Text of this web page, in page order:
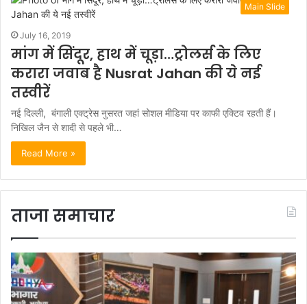
Main Slide
July 16, 2019
मांग में सिंदूर, हाथ में चूड़ा…ट्रोलर्स के लिए
करारा जवाब है Nusrat Jahan की ये नई
तस्वीरें
नई दिल्ली, बंगाली एक्ट्रेस नुसरत जहां सोशल मीडिया पर काफी एक्टिव रहती हैं।
निखिल जैन से शादी से पहले भी…
Read More »
ताजा समाचार